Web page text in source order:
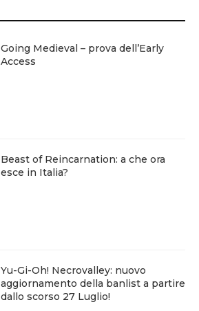
Going Medieval – prova dell’Early
Access
Beast of Reincarnation: a che ora
esce in Italia?
Yu-Gi-Oh! Necrovalley: nuovo
aggiornamento della banlist a partire
dallo scorso 27 Luglio!